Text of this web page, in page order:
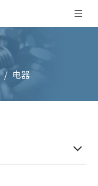
/ 电器